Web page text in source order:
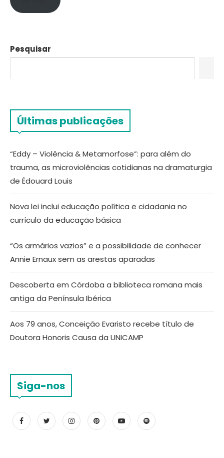
Pesquisar
Últimas publicações
“Eddy – Violência & Metamorfose”: para além do
trauma, as microviolências cotidianas na dramaturgia
de Édouard Louis
Nova lei inclui educação política e cidadania no
currículo da educação básica
“Os armários vazios” e a possibilidade de conhecer
Annie Ernaux sem as arestas aparadas
Descoberta em Córdoba a biblioteca romana mais
antiga da Península Ibérica
Aos 79 anos, Conceição Evaristo recebe título de
Doutora Honoris Causa da UNICAMP
Siga-nos